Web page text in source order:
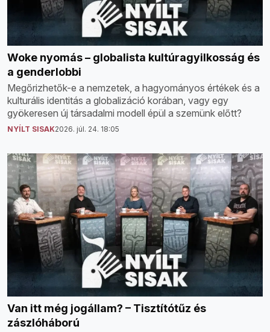
Woke nyomás – globalista kultúragyilkosság és
a genderlobbi
Megőrizhetők-e a nemzetek, a hagyományos értékek és a
kulturális identitás a globalizáció korában, vagy egy
gyökeresen új társadalmi modell épül a szemünk előtt?
NYÍLT SISAK2026. júl. 24. 18:05
Van itt még jogállam? – Tisztítótűz és
zászlóháború